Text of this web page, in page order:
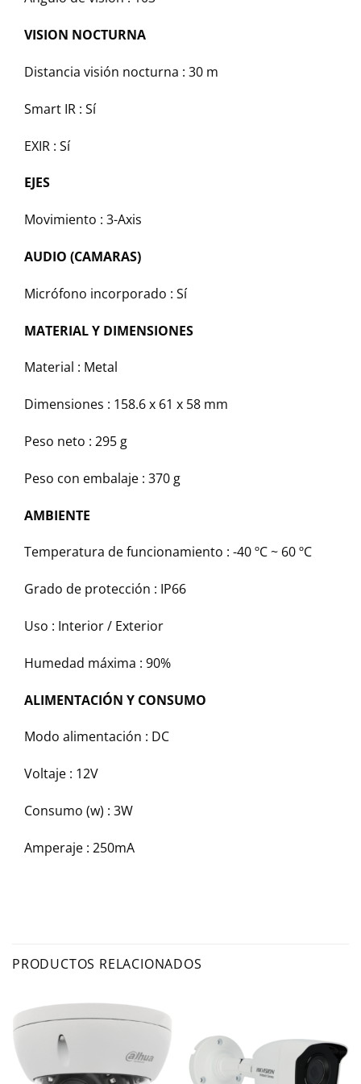
VISION NOCTURNA
Distancia visión nocturna : 30 m
Smart IR : Sí
EXIR : Sí
EJES
Movimiento : 3-Axis
AUDIO (CAMARAS)
Micrófono incorporado : Sí
MATERIAL Y DIMENSIONES
Material : Metal
Dimensiones : 158.6 x 61 x 58 mm
Peso neto : 295 g
Peso con embalaje : 370 g
AMBIENTE
Temperatura de funcionamiento : -40 ºC ~ 60 ºC
Grado de protección : IP66
Uso : Interior / Exterior
Humedad máxima : 90%
ALIMENTACIÓN Y CONSUMO
Modo alimentación : DC
Voltaje : 12V
Consumo (w) : 3W
Amperaje : 250mA
PRODUCTOS RELACIONADOS